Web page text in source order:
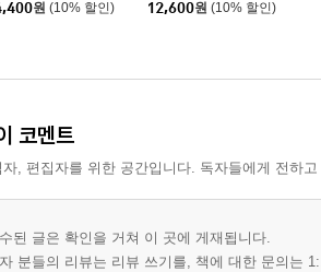
사람만 보이는 순간
바다로 뛰어드는 이유
는 관계
어버린 사람들
독
원 (10% 할인) 12,600원 (10% 할인)
코멘트
자, 편집자를 위한 공간입니다. 독자들에게 전하
된 글은 확인을 거쳐 이 곳에 게재됩니다.
분들의 리뷰는 리뷰 쓰기를, 책에 대한 문의는